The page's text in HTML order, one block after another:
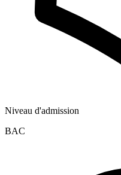
Niveau d'admission
BAC